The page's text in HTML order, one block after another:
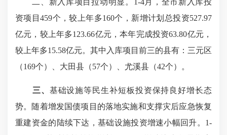
二、新入库项目拉动明显。1-4月，全市新入库投
资项目459个，较上年多160个，新增计划总投资527.97
亿元，较上年多123.66亿元，本年完成投资63.80亿元，
较上年多15.58亿元。其中入库项目前三的县有：三元区
（169个）、大田县（57个）、尤溪县（42个）。
三、 基础设施等民生补短板投资保持良好增长态
势。随着增发国债项目的落地实施和支撑灾后应急恢复
重建资金的陆续下达，基础设施投资增速小幅回升。1-